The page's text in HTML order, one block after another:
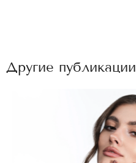
Другие публикации